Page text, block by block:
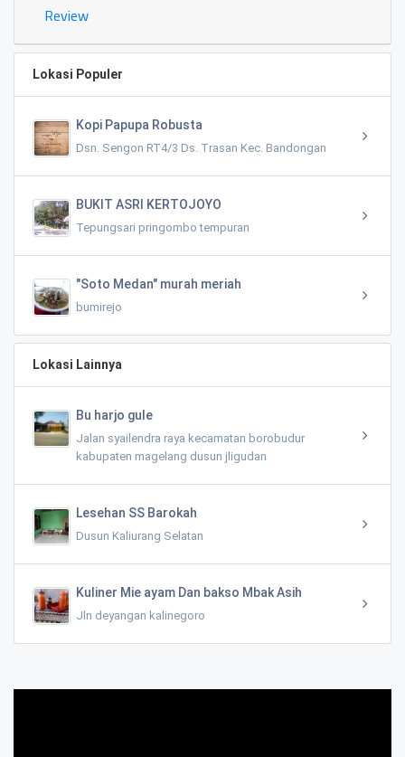
Review
Lokasi Populer
Kopi Papupa Robusta
Dsn. Sengon RT4/3 Ds. Trasan Kec. Bandongan
BUKIT ASRI KERTOJOYO
Tepungsari pringombo tempuran
"Soto Medan" murah meriah
bumirejo
Lokasi Lainnya
Bu harjo gule
Jalan syailendra raya kecamatan borobudur
kabupaten magelang dusun jligudan
Lesehan SS Barokah
Dusun Kaliurang Selatan
Kuliner Mie ayam Dan bakso Mbak Asih
Jln deyangan kalinegoro